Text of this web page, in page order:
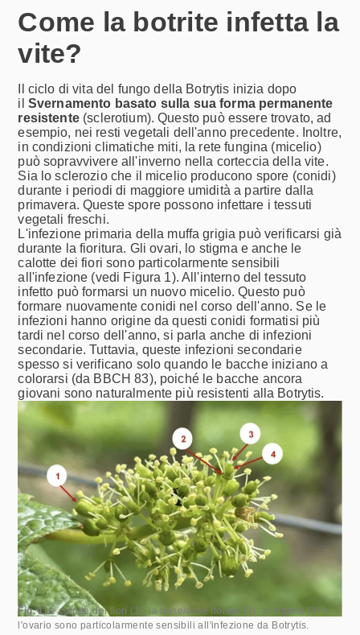
Come la botrite infetta la
vite?
Il ciclo di vita del fungo della Botrytis inizia dopo
il Svernamento basato sulla sua forma permanente
resistente(sclerotium). Questo può essere trovato, ad
esempio, nei resti vegetali dell'anno precedente. Inoltre,
in condizioni climatiche miti, la rete fungina (micelio)
può sopravvivere all'inverno nella corteccia della vite.
Sia lo sclerozio che il micelio producono spore (conidi)
durante i periodi di maggiore umidità a partire dalla
primavera. Queste spore possono infettare i tessuti
vegetali freschi.
L'infezione primaria della muffa grigia può verificarsi già
durante la fioritura. Gli ovari, lo stigma e anche le
calotte dei fiori sono particolarmente sensibili
all'infezione (vedi Figura 1). All'interno del tessuto
infetto può formarsi un nuovo micelio. Questo può
formare nuovamente conidi nel corso dell'anno. Se le
infezioni hanno origine da questi conidi formatisi più
tardi nel corso dell'anno, si parla anche di infezioni
secondarie. Tuttavia, queste infezioni secondarie
spesso si verificano solo quando le bacche iniziano a
colorarsi (da BBCH 83), poiché le bacche ancora
giovani sono naturalmente più resistenti alla Botrytis.
Fig. 1Le calotte dei fiori (1), la base/asse fiorale (2), lo stigma (3) e
l'ovario sono particolarmente sensibili all'infezione da Botrytis.